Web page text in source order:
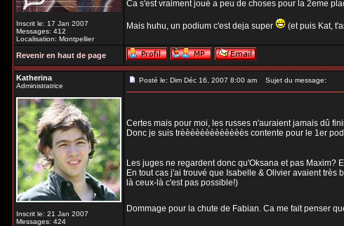
Inscrit le: 17 Jan 2007
Messages: 412
Localisation: Montpellier
Ca s'est vraiment joué a peu de choses pour la 2eme
Mais huhu, un podium c'est deja super (et puis Kat,
Revenir en haut de page
Katherina
Administratrice
Inscrit le: 21 Jan 2007
Messages: 424
Posté le: Dim Déc 16, 2007 8:00 am Sujet du message:
Certes mais pour moi, les russes n'auraient jamais dû
Donc je suis trèèèèèèèèèèèèès contente pour le 1er
Les juges ne regardent donc qu'Oksana et pas Maxim?
En tout cas j'ai trouvé que Isabelle & Olivier avaient très
là ceux-là c'est pas possible!)
Dommage pour la chute de Fabian. Ca me fait penser